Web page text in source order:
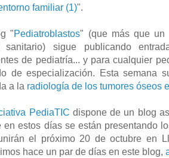
familiar (1)".
"Pediatroblastos" (que más que un
sanitario) sigue publicando
de pediatría... y para cualquier
de especialización. Esta semana
a la radiología de los tumores óseos
PediaTIC dispone de un blog
en estos días se están presentando
el próximo 20 de octubre en
hace un par de días en este blog,